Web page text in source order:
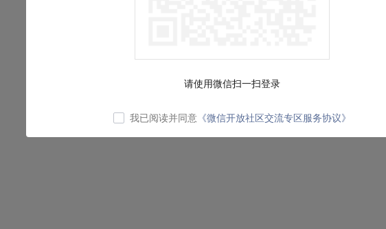
请使用微信扫一扫登录
我已阅读并同意 《微信开放社区交流专区服务协议》